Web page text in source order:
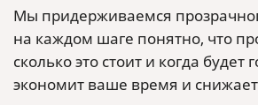
Мы придерживаемся
на каждом шаге понятно, что
сколько это стоит и когда будет
экономит ваше время и